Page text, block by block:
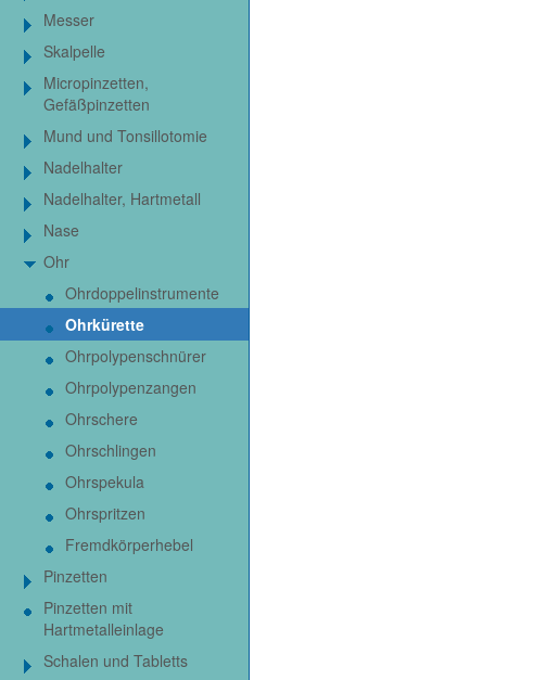
Messer
Skalpelle
Micropinzetten,
Gefäßpinzetten
Mund und Tonsillotomie
Nadelhalter
Nadelhalter, Hartmetall
Nase
Ohr
Ohrdoppelinstrumente
Ohrkürette
Ohrpolypenschnürer
Ohrpolypenzangen
Ohrschere
Ohrschlingen
Ohrspekula
Ohrspritzen
Fremdkörperhebel
Pinzetten
Pinzetten mit
Hartmetalleinlage
Schalen und Tabletts